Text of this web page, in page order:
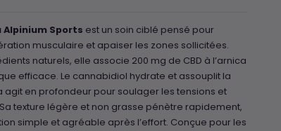
Alpinium Sports est un soin ciblé pensé pour
musculaire et apaiser les zones sollicitées.
naturels, elle associe 200 mg de CBD à l’arnica
efficace. Le cannabidiol hydrate et assouplit la
agit en profondeur pour soulager les tensions et
texture légère et non grasse pénètre rapidement,
simple et agréable après l’effort. Conçue pour les